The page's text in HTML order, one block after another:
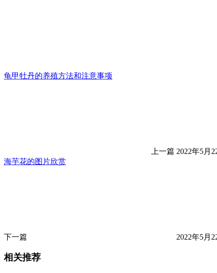
龟甲牡丹的养殖方法和注意事项
上一篇 2022年5月
海芋花的图片欣赏
下一篇 2022年5月
相关推荐